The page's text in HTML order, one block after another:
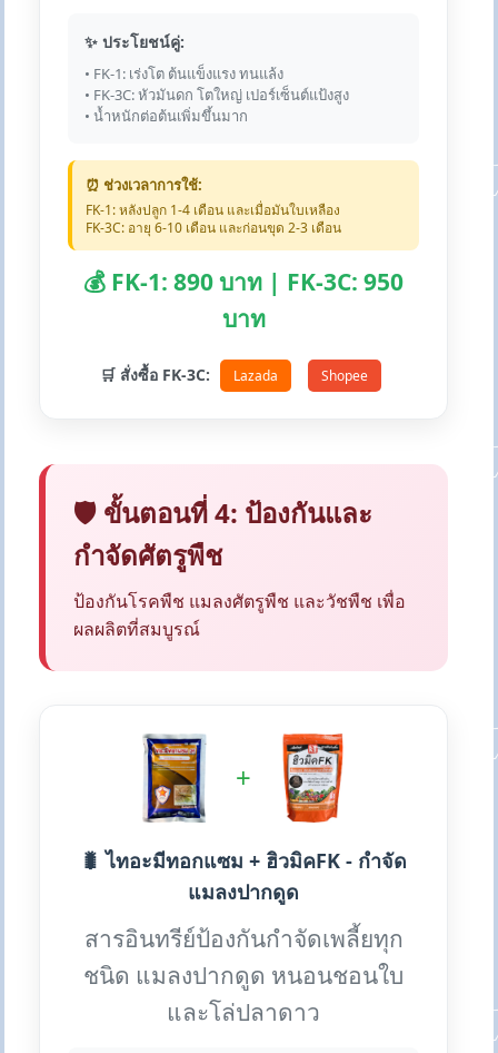
✨ ประโยชน์คู่:
• FK-1: เร่งโต ต้นแข็งแรง ทนแล้ง
• FK-3C: หัวมันดก โตใหญ่ เปอร์เซ็นต์แป้งสูง
• น้ำหนักต่อต้นเพิ่มขึ้นมาก
⏰ ช่วงเวลาการใช้:
FK-1: หลังปลูก 1-4 เดือน และเมื่อมันใบเหลือง
FK-3C: อายุ 6-10 เดือน และก่อนขุด 2-3 เดือน
💰 FK-1: 890 บาท | FK-3C: 950
บาท
🛒 สั่งซื้อ FK-3C: Lazada Shopee
🛡️ ขั้นตอนที่ 4: ป้องกันและ
กำจัดศัตรูพืช
ป้องกันโรคพืช แมลงศัตรูพืช และวัชพืช เพื่อ
ผลผลิตที่สมบูรณ์
+
🐛 ไทอะมีทอกแซม + ฮิวมิคFK - กำจัด
แมลงปากดูด
สารอินทรีย์ป้องกันกำจัดเพลี้ยทุก
ชนิด แมลงปากดูด หนอนชอนใบ
และโล่ปลาดาว